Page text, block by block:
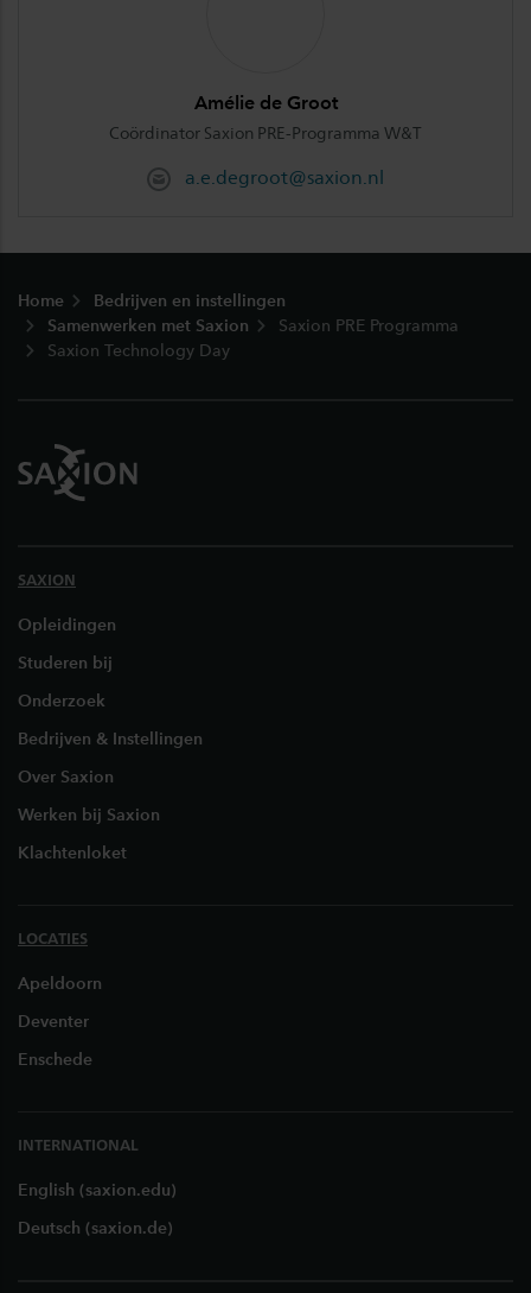
Amélie de Groot
Coördinator Saxion PRE-Programma W&T
a.e.degroot@saxion.nl
Home
Bedrijven en instellingen
Samenwerken met Saxion
Saxion PRE Programma
Saxion Technology Day
SAXION
Opleidingen
Studeren bij
Onderzoek
Bedrijven & Instellingen
Over Saxion
Werken bij Saxion
Klachtenloket
LOCATIES
Apeldoorn
Deventer
Enschede
INTERNATIONAL
English (saxion.edu)
Deutsch (saxion.de)